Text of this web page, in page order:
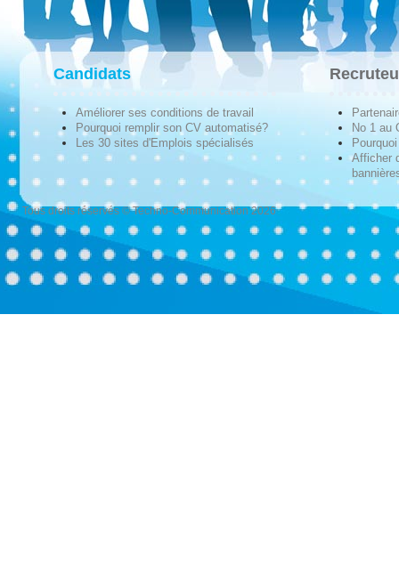
Candidats
Améliorer ses conditions de travail
Pourquoi remplir son CV automatisé?
Les 30 sites d'Emplois spécialisés
No 1 au
Afficher
Tous droits réservés © Techno-Communication 2026